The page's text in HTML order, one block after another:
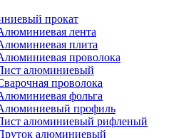
прокат
лента
плита
проволока
алюминиевый
проволока
фольга
профиль
алюминиевый рифленый
алюминиевый